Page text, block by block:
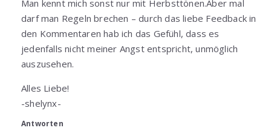
Man kennt mich sonst nur mit Herbsttönen.Aber mal
darf man Regeln brechen – durch das liebe Feedback in
den Kommentaren hab ich das Gefühl, dass es
jedenfalls nicht meiner Angst entspricht, unmöglich
auszusehen.
Alles Liebe!
-shelynx-
Antworten